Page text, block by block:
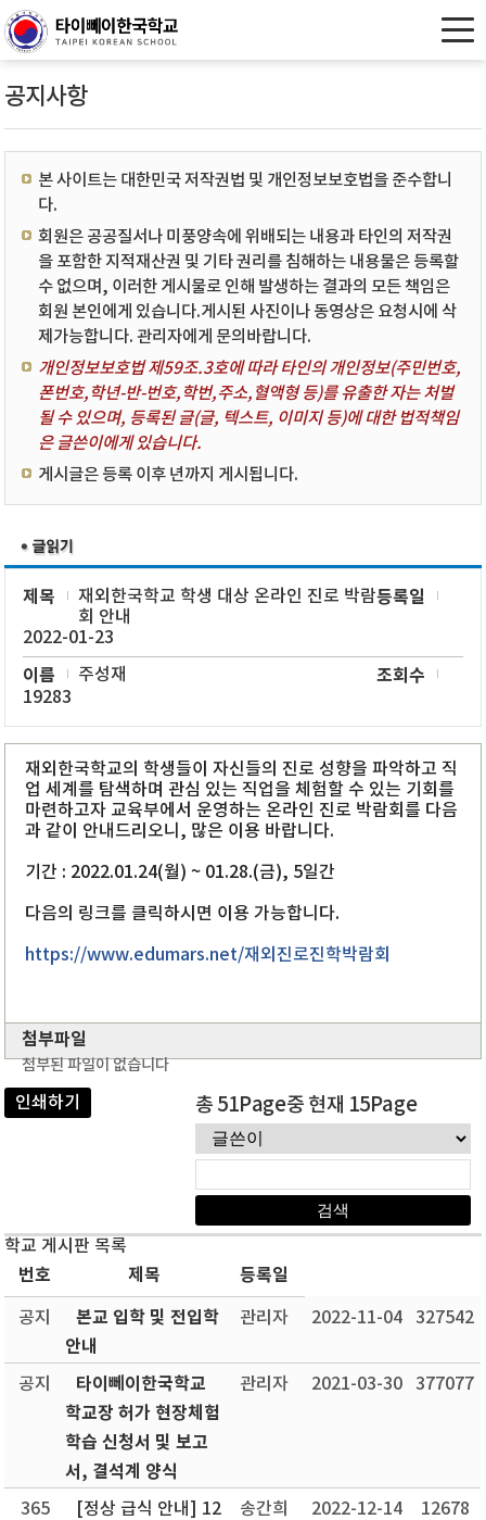
공지사항
본 사이트는 대한민국 저작권법 및 개인정보보호법을 준수합니
다.
회원은 공공질서나 미풍양속에 위배되는 내용과 타인의 저작권
을 포함한 지적재산권 및 기타 권리를 침해하는 내용물은 등록할
수 없으며, 이러한 게시물로 인해 발생하는 결과의 모든 책임은
회원 본인에게 있습니다.게시된 사진이나 동영상은 요청시에 삭
제가능합니다. 관리자에게 문의바랍니다.
개인정보보호법 제59조.3호에 따라 타인의 개인정보(주민번호,
폰번호,학년-반-번호,학번,주소,혈액형 등)를 유출한 자는 처벌
될 수 있으며, 등록된 글(글, 텍스트, 이미지 등)에 대한 법적책임
은 글쓴이에게 있습니다.
게시글은 등록 이후 년까지 게시됩니다.
제목
재외한국학교 학생 대상 온라인 진로 박람
회 안내
등록일
2022-01-23
이름 주성재 조회수
19283
재외한국학교의 학생들이 자신들의 진로 성향을 파악하고 직
업 세계를 탐색하며 관심 있는 직업을 체험할 수 있는 기회를
마련하고자 교육부에서 운영하는 온라인 진로 박람회를 다음
과 같이 안내드리오니, 많은 이용 바랍니다.
기간 : 2022.01.24(월) ~ 01.28.(금), 5일간
다음의 링크를 클릭하시면 이용 가능합니다.
https://www.edumars.net/재외진로진학박람회
첨부파일
첨부된 파일이 없습니다
인쇄하기 총 51Page중 현재 15Page
학교 게시판 목록
번호 제목 등록일
공지
본교 입학 및 전입학
안내
관리자 2022-11-04 327542
공지
타이뻬이한국학교
학교장 허가 현장체험
학습 신청서 및 보고
서, 결석계 양식
관리자 2021-03-30 377077
365
[정상 급식 안내] 12
송간희 2022-12-14 12678